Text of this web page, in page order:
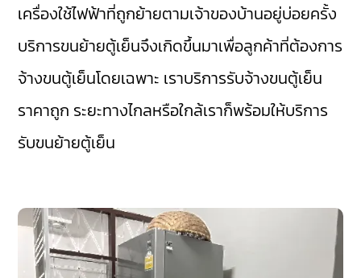
เครื่องใช้ไฟฟ้าที่ถูกย้ายตามเจ้าของบ้านอยู่บ่อยครั้ง
บริการขนย้ายตู้เย็นจึงเกิดขึ้นมาเพื่อลูกค้าที่ต้องการ
จ้างขนตู้เย็นโดยเฉพาะ เราบริการรับจ้างขนตู้เย็น
ราคาถูก ระยะทางไกลหรือใกล้เราก็พร้อมให้บริการ
รับขนย้ายตู้เย็น